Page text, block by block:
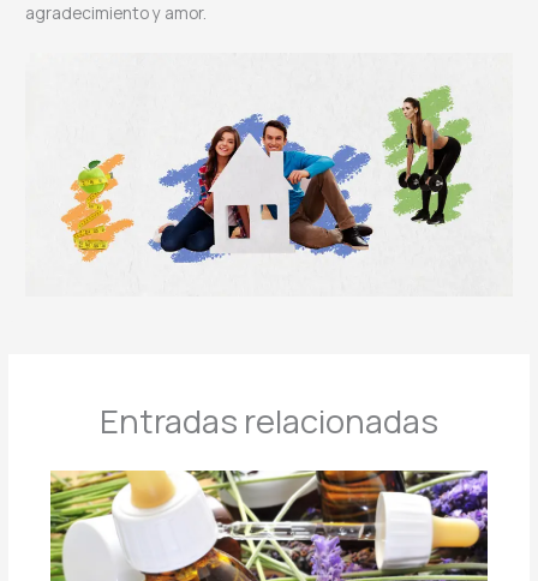
agradecimiento y amor.
Entradas relacionadas